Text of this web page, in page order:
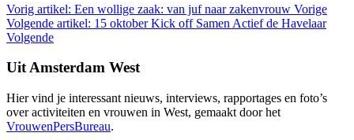
Vorig artikel: Een wollige zaak: van juf naar zakenvrouw Vorige
Volgende artikel: 15 oktober Kick off Samen Actief de Havelaar
Volgende
Uit Amsterdam West
Hier vind je interessant nieuws, interviews, rapportages en foto’s
over activiteiten en vrouwen in West, gemaakt door het
VrouwenPersBureau.